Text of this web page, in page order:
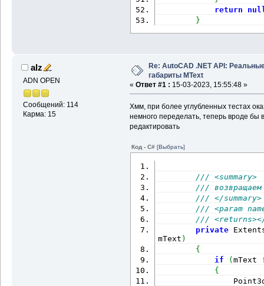
return
}
alz
ADN OPEN
Сообщений: 114
Карма: 15
Re: AutoCAD .NET API:
габариты MText
« Ответ #1 : 15-03-2023, 15:55:48 »
Хмм, при более углубленных тестах
немного переделать, теперь вроде бы
редактировать
Код - C# [Выбрать]
/// <summary>
/// возвращаем
/// </summary>
/// <param
///
private
mText )
{
if
(mText
{
Point3d